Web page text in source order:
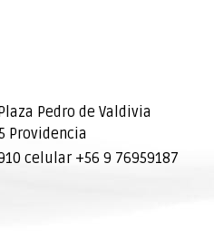
Pedro de Valdivia
Providencia
celular +56 9 76959187